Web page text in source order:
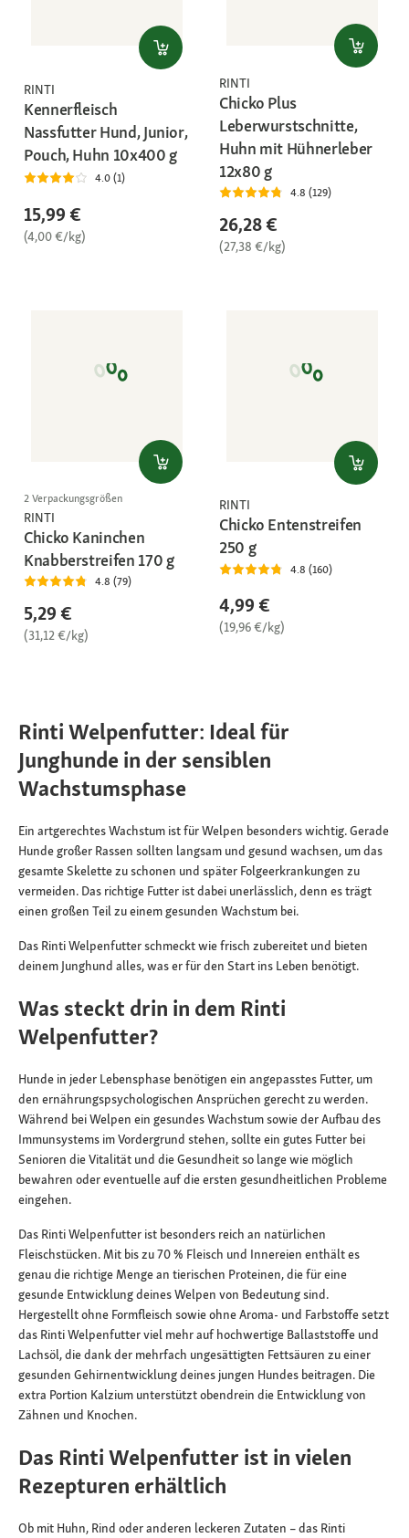
RINTI
Kennerfleisch
Nassfutter Hund, Junior,
Pouch, Huhn 10x400 g
4.0 (1)
15,99 €
(4,00 €/kg)
RINTI
Chicko Plus
Leberwurstschnitte,
Huhn mit Hühnerleber
12x80 g
4.8 (129)
26,28 €
(27,38 €/kg)
2 Verpackungsgrößen
RINTI
Chicko Kaninchen
Knabberstreifen 170 g
4.8 (79)
5,29 €
(31,12 €/kg)
RINTI
Chicko Entenstreifen
250 g
4.8 (160)
4,99 €
(19,96 €/kg)
Rinti Welpenfutter: Ideal für
Junghunde in der sensiblen
Wachstumsphase
Ein artgerechtes Wachstum ist für Welpen besonders wichtig. Gerade
Hunde großer Rassen sollten langsam und gesund wachsen, um das
gesamte Skelette zu schonen und später Folgeerkrankungen zu
vermeiden. Das richtige Futter ist dabei unerlässlich, denn es trägt
einen großen Teil zu einem gesunden Wachstum bei.
Das Rinti Welpenfutter schmeckt wie frisch zubereitet und bieten
deinem Junghund alles, was er für den Start ins Leben benötigt.
Was steckt drin in dem Rinti
Welpenfutter?
Hunde in jeder Lebensphase benötigen ein angepasstes Futter, um
den ernährungspsychologischen Ansprüchen gerecht zu werden.
Während bei Welpen ein gesundes Wachstum sowie der Aufbau des
Immunsystems im Vordergrund stehen, sollte ein gutes Futter bei
Senioren die Vitalität und die Gesundheit so lange wie möglich
bewahren oder eventuelle auf die ersten gesundheitlichen Probleme
eingehen.
Das Rinti Welpenfutter ist besonders reich an natürlichen
Fleischstücken. Mit bis zu 70 % Fleisch und Innereien enthält es
genau die richtige Menge an tierischen Proteinen, die für eine
gesunde Entwicklung deines Welpen von Bedeutung sind.
Hergestellt ohne Formfleisch sowie ohne Aroma- und Farbstoffe setzt
das Rinti Welpenfutter viel mehr auf hochwertige Ballaststoffe und
Lachsöl, die dank der mehrfach ungesättigten Fettsäuren zu einer
gesunden Gehirnentwicklung deines jungen Hundes beitragen. Die
extra Portion Kalzium unterstützt obendrein die Entwicklung von
Zähnen und Knochen.
Das Rinti Welpenfutter ist in vielen
Rezepturen erhältlich
Ob mit Huhn, Rind oder anderen leckeren Zutaten – das Rinti